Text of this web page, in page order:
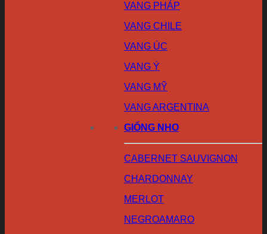
VANG PHÁP
VANG CHILE
VANG ÚC
VANG Ý
VANG MỸ
VANG ARGENTINA
GIỐNG NHO
CABERNET SAUVIGNON
CHARDONNAY
MERLOT
NEGROAMARO